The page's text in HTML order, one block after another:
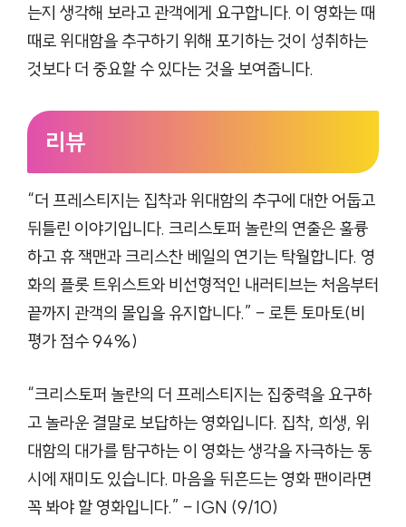
는지 생각해 보라고 관객에게 요구합니다. 이 영화는 때
때로 위대함을 추구하기 위해 포기하는 것이 성취하는
것보다 더 중요할 수 있다는 것을 보여줍니다.
리뷰
“더 프레스티지는 집착과 위대함의 추구에 대한 어둡고
뒤틀린 이야기입니다. 크리스토퍼 놀란의 연출은 훌륭
하고 휴 잭맨과 크리스찬 베일의 연기는 탁월합니다. 영
화의 플롯 트위스트와 비선형적인 내러티브는 처음부터
끝까지 관객의 몰입을 유지합니다.” – 로튼 토마토(비
평가 점수 94%)
“크리스토퍼 놀란의 더 프레스티지는 집중력을 요구하
고 놀라운 결말로 보답하는 영화입니다. 집착, 희생, 위
대함의 대가를 탐구하는 이 영화는 생각을 자극하는 동
시에 재미도 있습니다. 마음을 뒤흔드는 영화 팬이라면
꼭 봐야 할 영화입니다.” – IGN (9/10)